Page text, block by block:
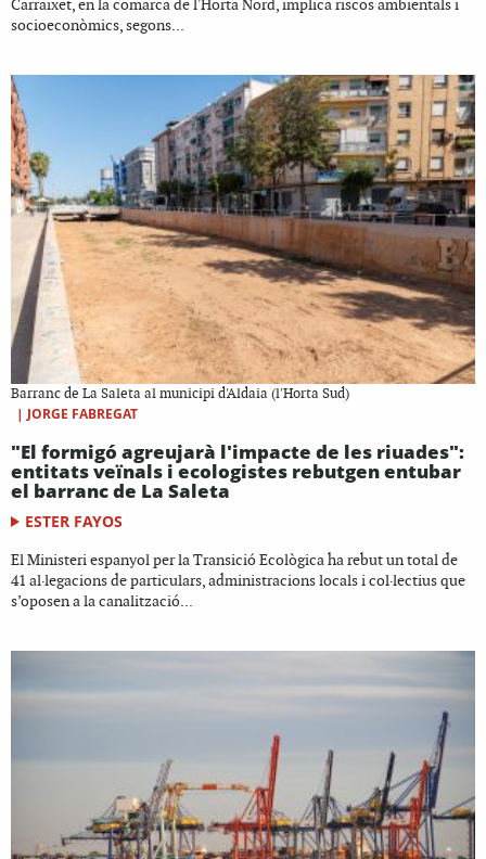
Carraixet, en la comarca de l'Horta Nord, implica riscos ambientals i
socioeconòmics, segons...
Barranc de La Saleta al municipi d'Aldaia (l'Horta Sud)
| JORGE FABREGAT
"El formigó agreujarà l'impacte de les riuades":
entitats veïnals i ecologistes rebutgen entubar
el barranc de La Saleta
ESTER FAYOS
El Ministeri espanyol per la Transició Ecològica ha rebut un total de
41 al·legacions de particulars, administracions locals i col·lectius que
s’oposen a la canalització...